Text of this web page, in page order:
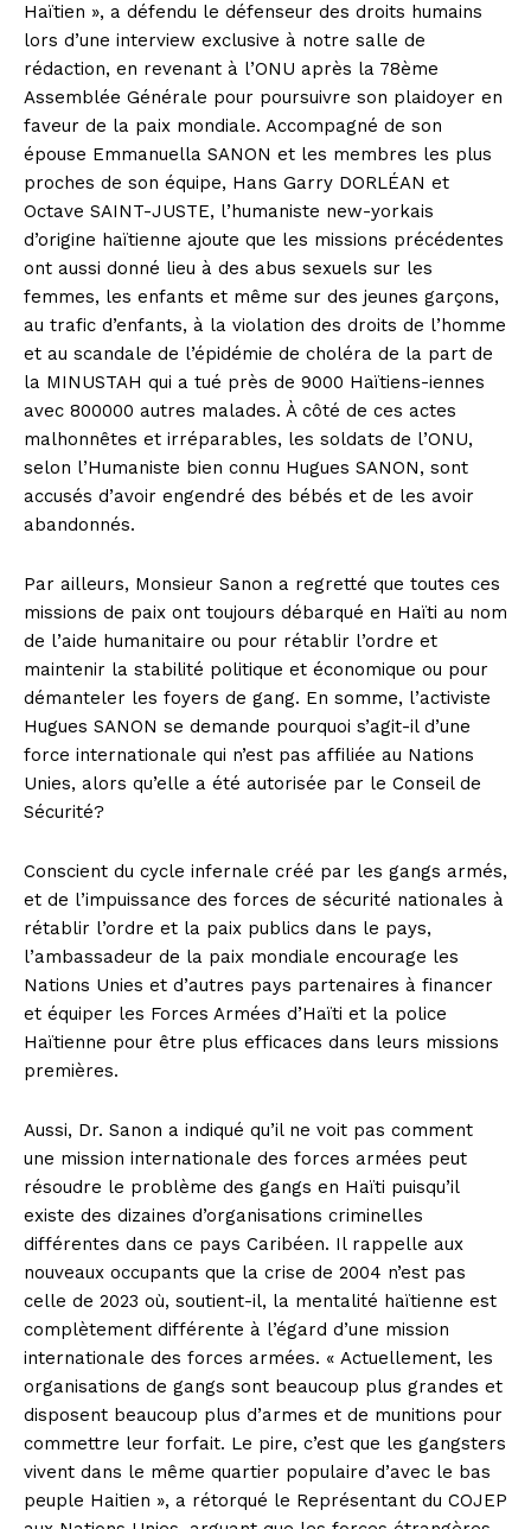
Haïtien », a défendu le défenseur des droits humains
lors d’une interview exclusive à notre salle de
rédaction, en revenant à l’ONU après la 78ème
Assemblée Générale pour poursuivre son plaidoyer en
faveur de la paix mondiale. Accompagné de son
épouse Emmanuella SANON et les membres les plus
proches de son équipe, Hans Garry DORLÉAN et
Octave SAINT-JUSTE, l’humaniste new-yorkais
d’origine haïtienne ajoute que les missions précédentes
ont aussi donné lieu à des abus sexuels sur les
femmes, les enfants et même sur des jeunes garçons,
au trafic d’enfants, à la violation des droits de l’homme
et au scandale de l’épidémie de choléra de la part de
la MINUSTAH qui a tué près de 9000 Haïtiens-iennes
avec 800000 autres malades. À côté de ces actes
malhonnêtes et irréparables, les soldats de l’ONU,
selon l’Humaniste bien connu Hugues SANON, sont
accusés d’avoir engendré des bébés et de les avoir
abandonnés.
Par ailleurs, Monsieur Sanon a regretté que toutes ces
missions de paix ont toujours débarqué en Haïti au nom
de l’aide humanitaire ou pour rétablir l’ordre et
maintenir la stabilité politique et économique ou pour
démanteler les foyers de gang. En somme, l’activiste
Hugues SANON se demande pourquoi s’agit-il d’une
force internationale qui n’est pas affiliée au Nations
Unies, alors qu’elle a été autorisée par le Conseil de
Sécurité?
Conscient du cycle infernale créé par les gangs armés,
et de l’impuissance des forces de sécurité nationales à
rétablir l’ordre et la paix publics dans le pays,
l’ambassadeur de la paix mondiale encourage les
Nations Unies et d’autres pays partenaires à financer
et équiper les Forces Armées d’Haïti et la police
Haïtienne pour être plus efficaces dans leurs missions
premières.
Aussi, Dr. Sanon a indiqué qu’il ne voit pas comment
une mission internationale des forces armées peut
résoudre le problème des gangs en Haïti puisqu’il
existe des dizaines d’organisations criminelles
différentes dans ce pays Caribéen. Il rappelle aux
nouveaux occupants que la crise de 2004 n’est pas
celle de 2023 où, soutient-il, la mentalité haïtienne est
complètement différente à l’égard d’une mission
internationale des forces armées. « Actuellement, les
organisations de gangs sont beaucoup plus grandes et
disposent beaucoup plus d’armes et de munitions pour
commettre leur forfait. Le pire, c’est que les gangsters
vivent dans le même quartier populaire d’avec le bas
peuple Haitien », a rétorqué le Représentant du COJEP